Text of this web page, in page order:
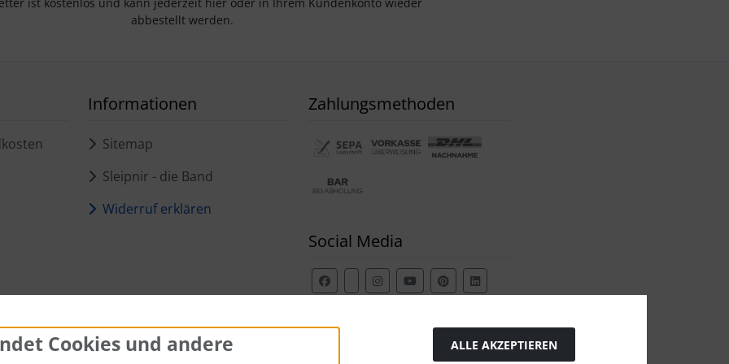
abbestellt werden.
Informationen
Sitemap
Sleipnir - die Band
Widerruf erklären
Zahlungsmethoden
Social Media
Cookies und andere
ALLE AKZEPTIEREN